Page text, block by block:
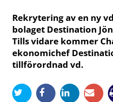
Rekrytering av en ny
bolaget Destination
Tills vidare kommer
ekonomichef
tillförordnad vd.